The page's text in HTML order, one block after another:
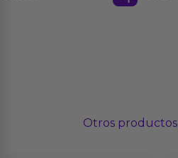
Otros productos